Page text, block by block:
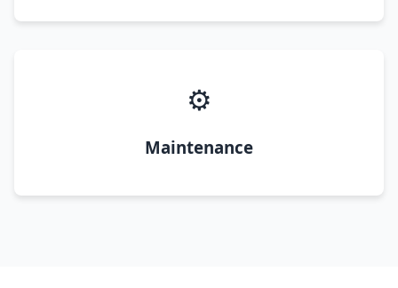
⚙️
Maintenance